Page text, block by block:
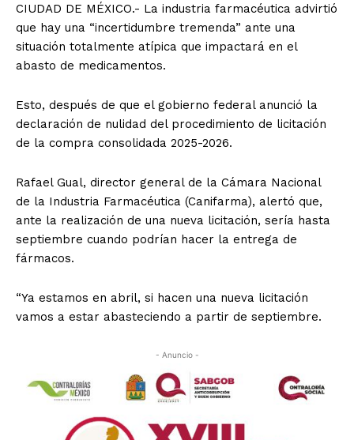
CIUDAD DE MÉXICO.- La industria farmacéutica advirtió
que hay una “incertidumbre tremenda” ante una
situación totalmente atípica que impactará en el
abasto de medicamentos.
Esto, después de que el gobierno federal anunció la
declaración de nulidad del procedimiento de licitación
de la compra consolidada 2025-2026.
Rafael Gual, director general de la Cámara Nacional
de la Industria Farmacéutica (Canifarma), alertó que,
ante la realización de una nueva licitación, sería hasta
septiembre cuando podrían hacer la entrega de
fármacos.
“Ya estamos en abril, si hacen una nueva licitación
vamos a estar abasteciendo a partir de septiembre.
- Anuncio -